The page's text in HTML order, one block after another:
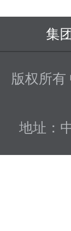
集
版权所有
地址：